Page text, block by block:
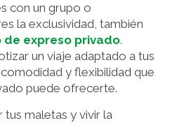
con un grupo o
la exclusividad, también
de expreso privado.
un viaje adaptado a tus
y flexibilidad que
puede ofrecerte.
tus maletas y vivir la